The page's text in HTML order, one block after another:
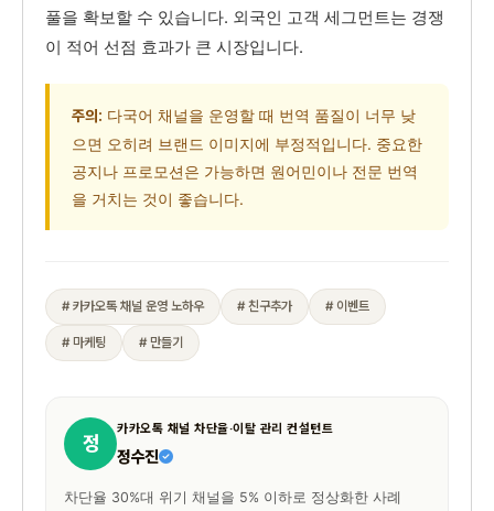
풀을 확보할 수 있습니다. 외국인 고객 세그먼트는 경쟁
이 적어 선점 효과가 큰 시장입니다.
주의: 다국어 채널을 운영할 때 번역 품질이 너무 낮
으면 오히려 브랜드 이미지에 부정적입니다. 중요한
공지나 프로모션은 가능하면 원어민이나 전문 번역
을 거치는 것이 좋습니다.
# 카카오톡 채널 운영 노하우 # 친구추가 # 이벤트
# 마케팅 # 만들기
정
카카오톡 채널 차단율·이탈 관리 컨설턴트
정수진
차단율 30%대 위기 채널을 5% 이하로 정상화한 사례